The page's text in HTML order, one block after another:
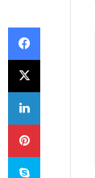
Facebook
X
LinkedIn
Pinterest
Skype